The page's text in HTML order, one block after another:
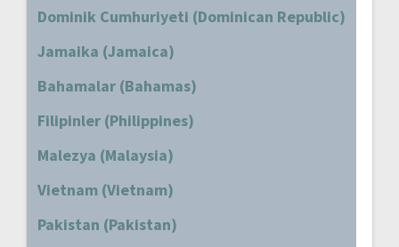
Dominik Cumhuriyeti (Dominican Republic)
Jamaika (Jamaica)
Bahamalar (Bahamas)
Filipinler (Philippines)
Malezya (Malaysia)
Vietnam (Vietnam)
Pakistan (Pakistan)